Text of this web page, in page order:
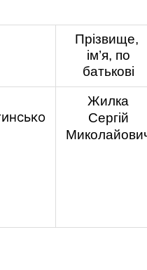
Прізвище,
ім’я, по
батькові
Жилка
Сергій